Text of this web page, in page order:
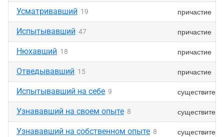
Усматривавший 19 причастие
Испытывавший 47 причастие
Нюхавший 18 причастие
Отведывавший 15 причастие
Испытывавший на себе 9
Узнававший на своем опыте 8
Узнававший на собственном опыте 8